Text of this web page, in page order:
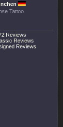
Tattoo
Reviews
Reviews
Reviews